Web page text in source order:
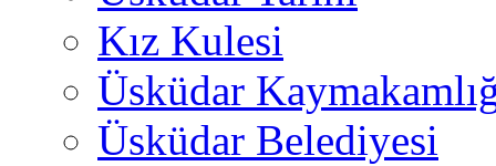
Kız Kulesi
Üsküdar
Üsküdar Belediyesi